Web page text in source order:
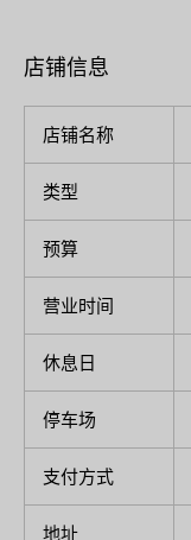
店铺信息
店铺名称
类型
预算
营业时间
休息日
停车场
支付方式
地址